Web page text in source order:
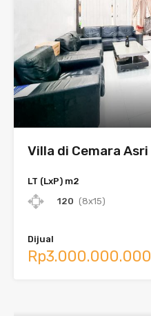
Villa di Cemara Asri
LT (LxP) m2
120 (8x15)
Dijual
Rp3.000.000.000